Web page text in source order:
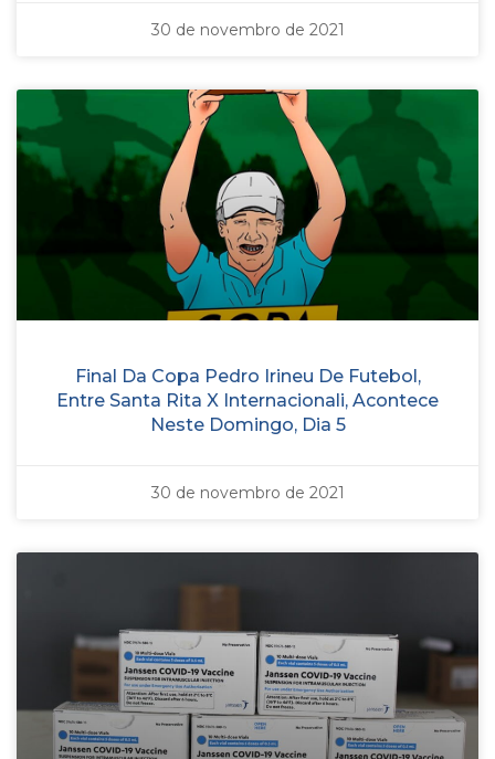
30 de novembro de 2021
Final Da Copa Pedro Irineu De Futebol,
Entre Santa Rita X Internacionali, Acontece
Neste Domingo, Dia 5
30 de novembro de 2021